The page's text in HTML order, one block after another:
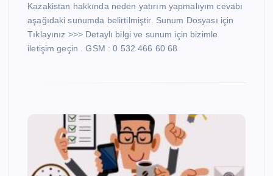
Kazakistan hakkında neden yatırım yapmalıyım cevabı
aşağıdaki sunumda belirtilmiştir. Sunum Dosyası için
Tıklayınız >>> Detaylı bilgi ve sunum için bizimle
iletişim geçin . GSM : 0 532 466 60 68